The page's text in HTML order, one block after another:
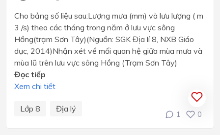
Cho bảng số liệu sau:Lượng mưa (mm) và lưu lượng ( m
3 /s) theo các tháng trong năm ở lưu vực sông
Hồng(trạm Sơn Tây)(Nguồn: SGK Địa lí 8, NXB Giáo
dục, 2014)Nhận xét về mối quan hệ giữa mùa mưa và
mùa lũ trên lưu vực sông Hồng (Trạm Sơn Tây)
Đọc tiếp
Xem chi tiết
Lớp 8 Địa lý
1 0